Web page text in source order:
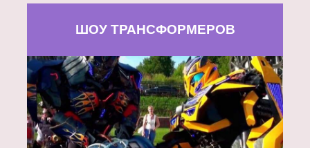
ШОУ ТРАНСФОРМЕРОВ